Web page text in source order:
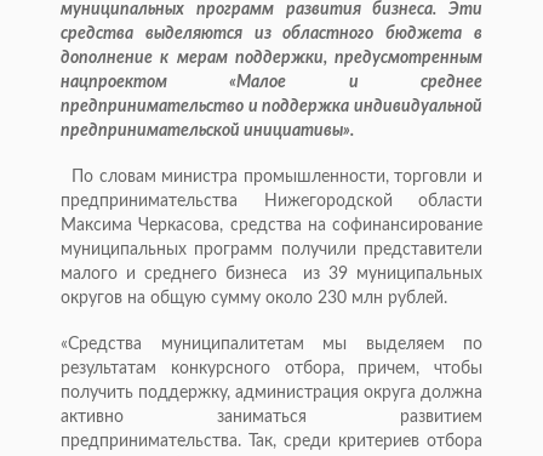
муниципальных программ развития бизнеса. Эти
средства выделяются из областного бюджета в
дополнение к мерам поддержки, предусмотренным
нацпроектом «Малое и среднее
предпринимательство и поддержка индивидуальной
предпринимательской инициативы».
По словам министра промышленности, торговли и
предпринимательства Нижегородской области
Максима Черкасова, средства на софинансирование
муниципальных программ получили представители
малого и среднего бизнеса из 39 муниципальных
округов на общую сумму около 230 млн рублей.
«Средства муниципалитетам мы выделяем по
результатам конкурсного отбора, причем, чтобы
получить поддержку, администрация округа должна
активно заниматься развитием
предпринимательства. Так, среди критериев отбора